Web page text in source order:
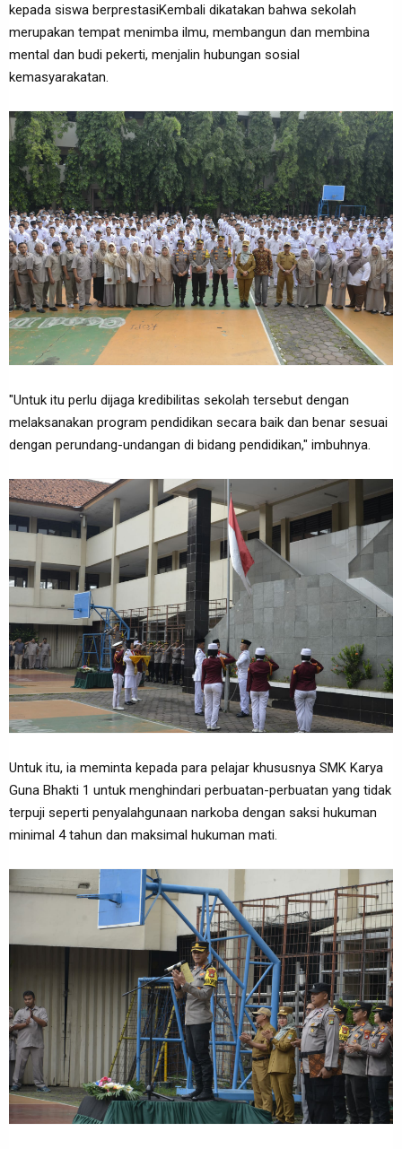
kepada siswa berprestasiKembali dikatakan bahwa sekolah
merupakan tempat menimba ilmu, membangun dan membina
mental dan budi pekerti, menjalin hubungan sosial
kemasyarakatan.
"Untuk itu perlu dijaga kredibilitas sekolah tersebut dengan
melaksanakan program pendidikan secara baik dan benar sesuai
dengan perundang-undangan di bidang pendidikan," imbuhnya.
Untuk itu, ia meminta kepada para pelajar khususnya SMK Karya
Guna Bhakti 1 untuk menghindari perbuatan-perbuatan yang tidak
terpuji seperti penyalahgunaan narkoba dengan saksi hukuman
minimal 4 tahun dan maksimal hukuman mati.